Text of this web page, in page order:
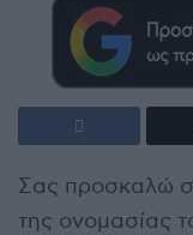
Σας προσκαλώ
της ονομασίας